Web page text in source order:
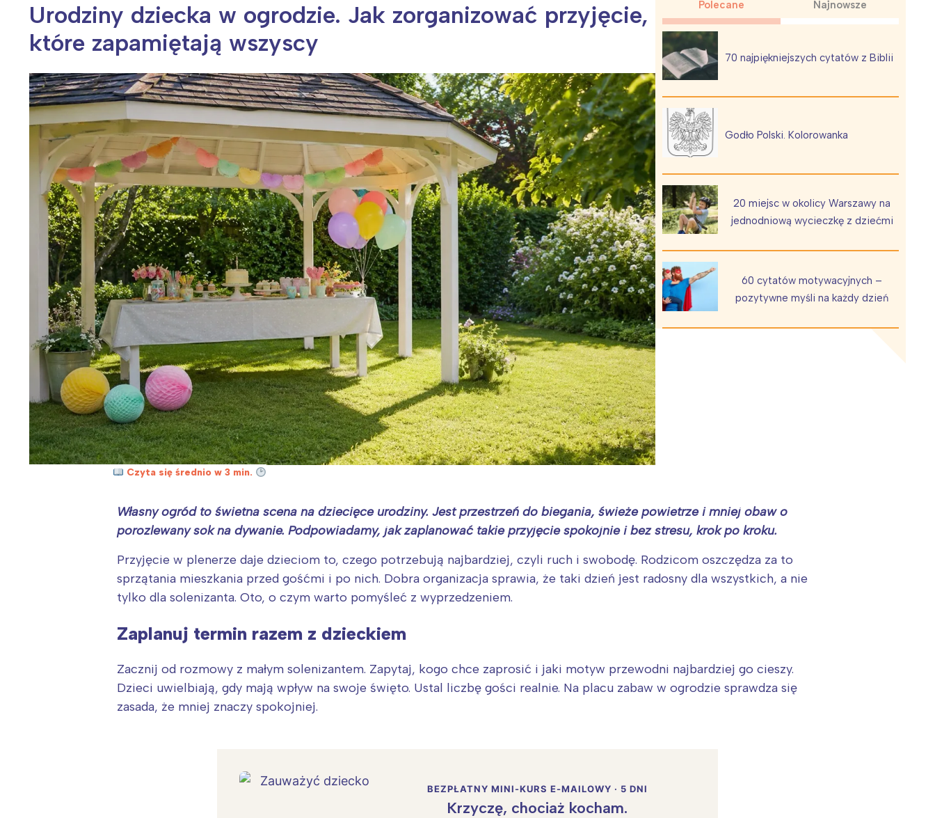
Wiosenny koncert ptaków na płocie Kwitnąca wiśnia i jej płatki Pszczoła i kwitnący ul
Urodziny dziecka w ogrodzie. Jak zorganizować przyjęcie,
które zapamiętają wszyscy
Polecane Najnowsze
70 najpiękniejszych cytatów z Biblii
Godło Polski. Kolorowanka
20 miejsc w okolicy Warszawy na
jednodniową wycieczkę z dziećmi
60 cytatów motywacyjnych –
pozytywne myśli na każdy dzień
Czyta się średnio w 3 min.
Własny ogród to świetna scena na dziecięce urodziny. Jest przestrzeń do biegania, świeże powietrze i mniej obaw o
porozlewany sok na dywanie. Podpowiadamy, jak zaplanować takie przyjęcie spokojnie i bez stresu, krok po kroku.
Przyjęcie w plenerze daje dzieciom to, czego potrzebują najbardziej, czyli ruch i swobodę. Rodzicom oszczędza za to
sprzątania mieszkania przed gośćmi i po nich. Dobra organizacja sprawia, że taki dzień jest radosny dla wszystkich, a nie
tylko dla solenizanta. Oto, o czym warto pomyśleć z wyprzedzeniem.
Zaplanuj termin razem z dzieckiem
Zacznij od rozmowy z małym solenizantem. Zapytaj, kogo chce zaprosić i jaki motyw przewodni najbardziej go cieszy.
Dzieci uwielbiają, gdy mają wpływ na swoje święto. Ustal liczbę gości realnie. Na placu zabaw w ogrodzie sprawdza się
zasada, że mniej znaczy spokojniej.
BEZPŁATNY MINI-KURS E-MAILOWY · 5 DNI
Krzyczę, chociaż kocham.